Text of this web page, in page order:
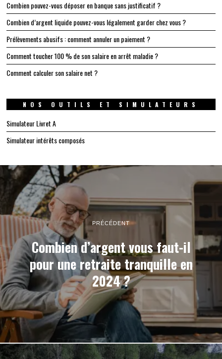
Combien pouvez-vous déposer en banque sans justificatif ?
Combien d’argent liquide pouvez-vous légalement garder chez vous ?
Prélèvements abusifs : comment annuler un paiement ?
Comment toucher 100 % de son salaire en arrêt maladie ?
Comment calculer son salaire net ?
NOS OUTILS ET SIMULATEURS
Simulateur Livret A
Simulateur intérêts composés
PRÉCÉDENT
Combien d’argent vous faut-il
pour une retraite tranquille en
2024 ?